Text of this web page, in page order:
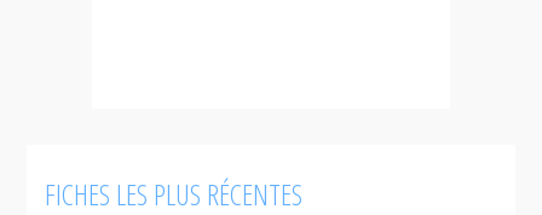
FICHES LES PLUS RÉCENTES